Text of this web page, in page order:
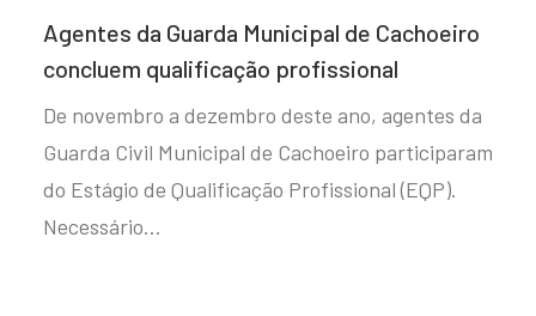
Agentes da Guarda Municipal de Cachoeiro
concluem qualificação profissional
De novembro a dezembro deste ano, agentes da
Guarda Civil Municipal de Cachoeiro participaram
do Estágio de Qualificação Profissional (EQP).
Necessário…